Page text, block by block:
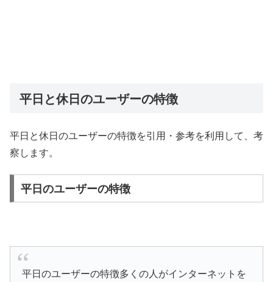
平日と休日のユーザーの特徴
平日と休日のユーザーの特徴を引用・参考を利用して、考
察します。
平日のユーザーの特徴
平日のユーザーの特徴多くの人がインターネットを